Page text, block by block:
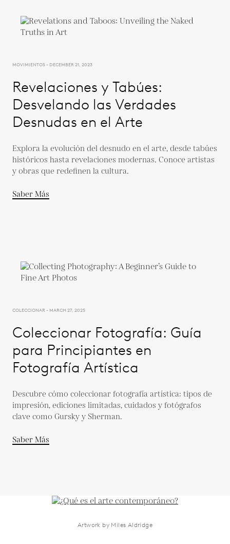
MOVIMIENTOS - DECEMBER 21, 2023
Revelaciones y Tabúes:
Desvelando las Verdades
Desnudas en el Arte
Explora la evolución del desnudo en el arte, desde tabúes
históricos hasta revelaciones modernas. Conoce artistas
y obras que redefinen la cultura.
Saber Más
COLECCIONAR - MARCH 27, 2025
Coleccionar Fotografía: Guía
para Principiantes en
Fotografía Artística
Descubre cómo coleccionar fotografía artística: tipos de
impresión, ediciones limitadas, cuidados y fotógrafos
clave como Gursky y Sherman.
Saber Más
Artwork by Miles Aldridge